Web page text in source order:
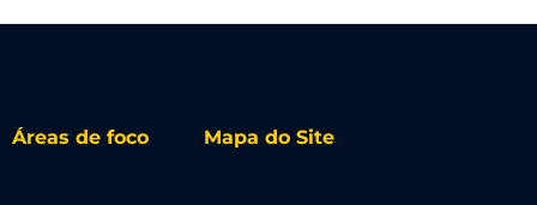
Áreas de foco Mapa do Site